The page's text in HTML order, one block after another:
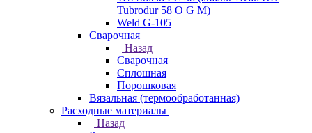
Tubrodur 58 O G M)
Weld G-105
Сварочная
Назад
Сварочная
Сплошная
Порошковая
Вязальная (термообработанная)
Расходные материалы
Назад